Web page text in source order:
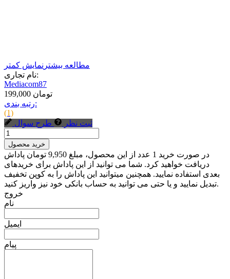
مطالعه بیشتر نمایش کمتر
نام تجاری:
Mediacom87
199,000 تومان
رتبه بندی:
(1)
ثبت نظر
طرح سوال
خرید محصول
در صورت خرید 1 عدد از این محصول، مبلغ 9,950 تومان پاداش
دریافت خواهید کرد. شما می توانید از این پاداش برای خریدهای
بعدی استفاده نمایید. همچنین میتوانید این پاداش را به کوپن تخفیف
تبدیل نمایید و یا حتی می توانید به حساب بانکی خود نیز واریز کنید.
خروج
نام
ایمیل
پیام